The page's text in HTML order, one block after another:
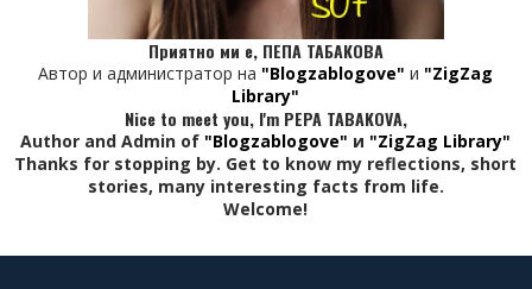
Приятно ми е, ПЕПА ТАБАКОВА
Автор и администратор на "Blogzablogove" и "ZigZag
Library"
Nice to meet you, I'm PEPA TABAKOVA,
Author and Admin of "Blogzablogove" и "ZigZag Library"
Thanks for stopping by. Get to know my reflections, short
stories, many interesting facts from life.
Welcome!